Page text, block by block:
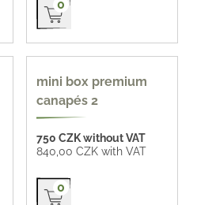
0
mini box premium
canapés 2
750 CZK without VAT
840,00 CZK with VAT
Přidat do košíku
0